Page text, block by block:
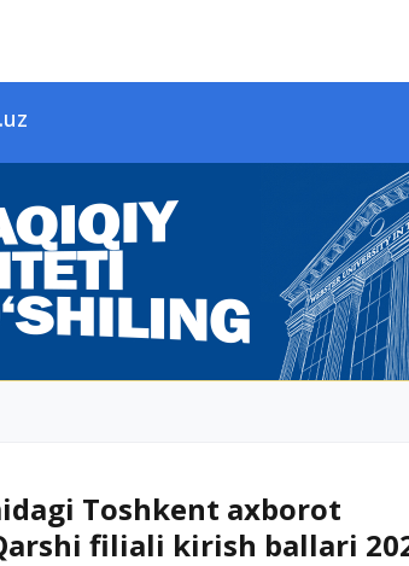
Toshkent axborot
filiali kirish ballari